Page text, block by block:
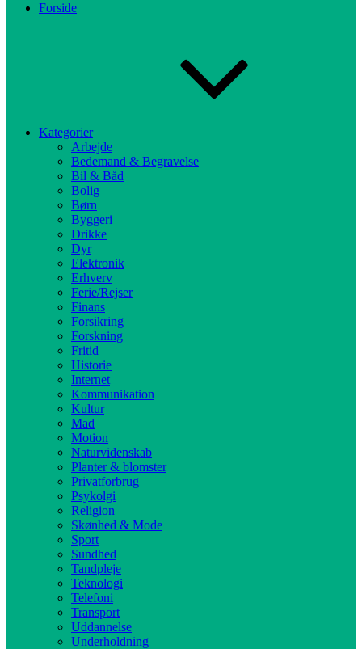
Forside
Kategorier
Arbejde
Bedemand & Begravelse
Bil & Båd
Bolig
Børn
Byggeri
Drikke
Dyr
Elektronik
Erhverv
Ferie/Rejser
Finans
Forsikring
Forskning
Fritid
Historie
Internet
Kommunikation
Kultur
Mad
Motion
Naturvidenskab
Planter & blomster
Privatforbrug
Psykolgi
Religion
Skønhed & Mode
Sport
Sundhed
Tandpleje
Teknologi
Telefoni
Transport
Uddannelse
Underholdning